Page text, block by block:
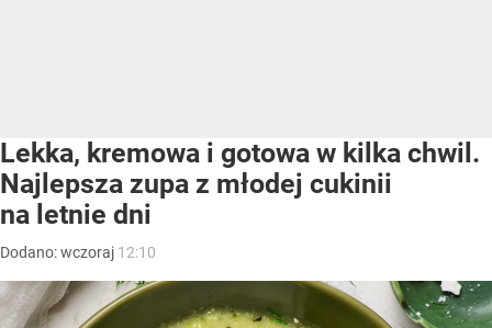
Lekka, kremowa i gotowa w kilka chwil.
Najlepsza zupa z młodej cukinii
na letnie dni
Dodano:wczoraj 12:10